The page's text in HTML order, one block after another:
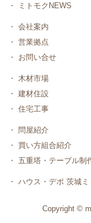
・
ミトモクNEWS
・ 会社案内
・ 営業拠点
・
お問い合せ
・
木材市場
・ 建材住設
・ 住宅工事
・
問屋紹介
・
買い方組合紹介
・ 五重塔・テーブル制
・ ハウス・デポ 茨城ミ
Copyright ©